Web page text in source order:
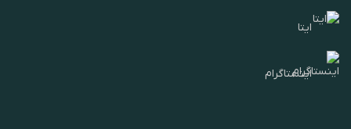
ایتا
اینستاگرام